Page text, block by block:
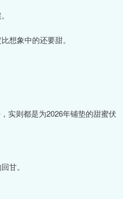
想象中的还要甜。
实则都是为2026年铺垫的甜蜜伏
甘。